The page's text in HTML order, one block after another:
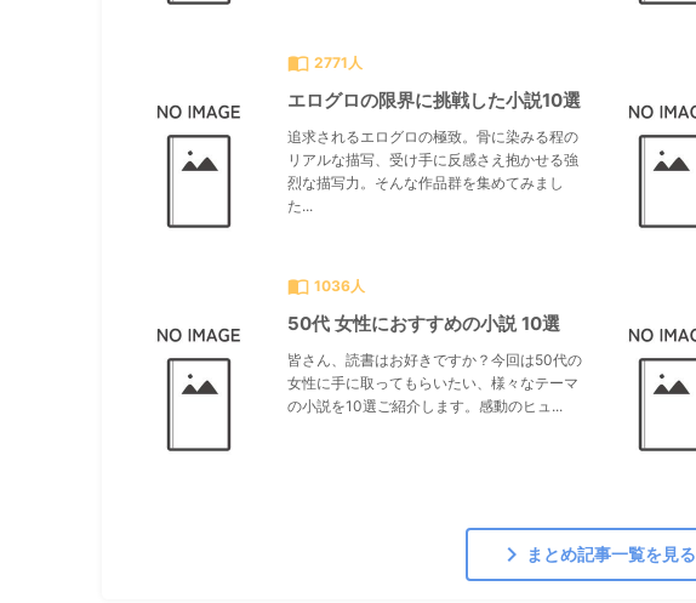
import_contacts 2771人
エログロの限界に挑戦した小説10選
追求されるエログロの極致。骨に染みる程の
リアルな描写、受け手に反感さえ抱かせる強
烈な描写力。そんな作品群を集めてみまし
た...
import_contacts 1036人
50代 女性におすすめの小説 10選
皆さん、読書はお好きですか？今回は50代の
女性に手に取ってもらいたい、様々なテーマ
の小説を10選ご紹介します。感動のヒュ...
chevron_right まとめ記事一覧を見る